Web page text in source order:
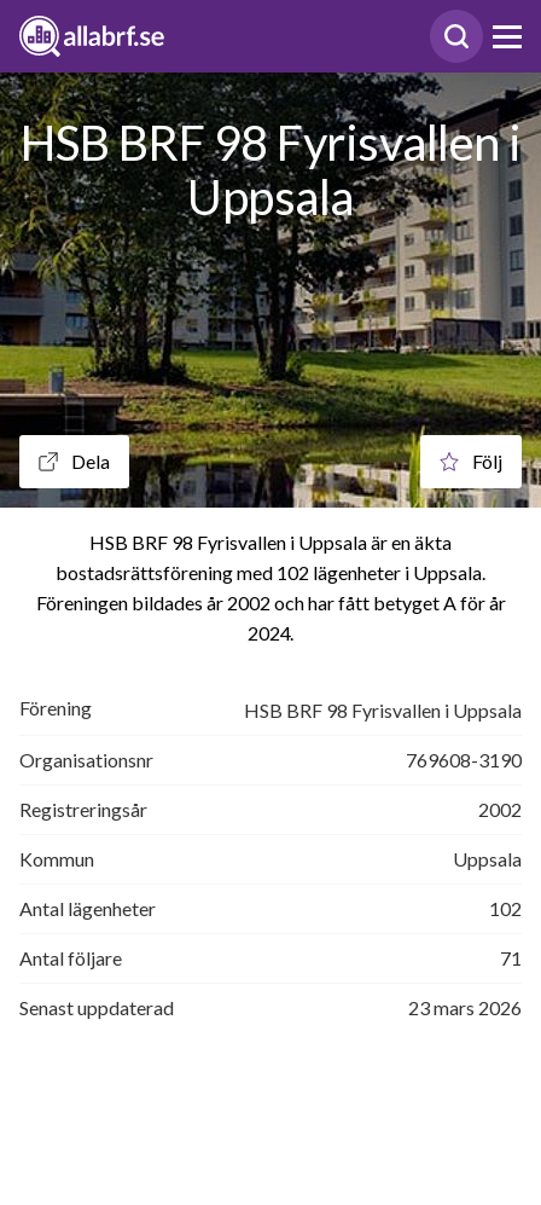
HSB BRF 98 Fyrisvallen i
Uppsala
Dela Följ
HSB BRF 98 Fyrisvallen i Uppsala är en äkta
bostadsrättsförening med 102 lägenheter i Uppsala.
Föreningen bildades år 2002 och har fått betyget A för år
2024
Förening HSB BRF 98 Fyrisvallen i Uppsala
Organisationsnr 769608-3190
Registreringsår 2002
Kommun Uppsala
Antal lägenheter 102
Antal följare 71
Senast uppdaterad 23 mars 2026